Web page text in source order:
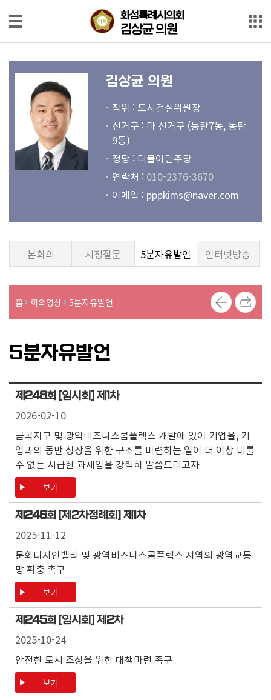
본문으로 바로가기
메인메뉴 바로가기
화성특례시의회
김상균 의원
의
원
의
영
발
안
정
동
사
진
화성특례시의회
김상균 의원
김상균 의원
직위 : 도시건설위원장
선거구 : 마 선거구 (동탄7동, 동탄
9동)
정당 : 더불어민주당
연락처 : 010-2376-3670
이메일 : pppkims@naver.com
본회의 시정질문 5분자유발언 인터넷방송
홈 회의영상 5분자유발언
5분자유발언
제 248회 [임시회] 제 1차
2026-02-10
금곡지구 및 광역비즈니스콤플렉스 개발에 있어 기업을, 기
업과의 동반 성장을 위한 구조를 마련하는 일이 더 이상 미룰
수 없는 시급한 과제임을 강력히 말씀드리고자
보기
제 246회 [제2차정례회] 제 1차
2025-11-12
문화디자인밸리 및 광역비즈니스콤플렉스 지역의 광역교통
망 확충 촉구
보기
제 245회 [임시회] 제 2차
2025-10-24
안전한 도시 조성을 위한 대책마련 촉구
보기